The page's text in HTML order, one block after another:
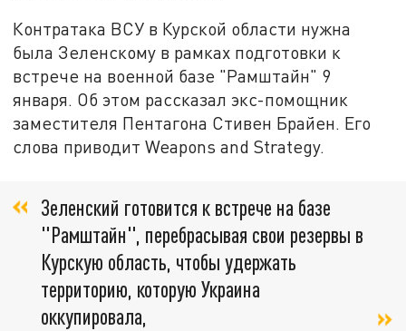
Контратака ВСУ в Курской области нужна
была Зеленскому в рамках подготовки к
встрече на военной базе "Рамштайн" 9
января. Об этом рассказал экс-помощник
заместителя Пентагона Стивен Брайен. Его
слова приводит Weapons and Strategy.
Зеленский готовится к встрече на базе
"Рамштайн", перебрасывая свои резервы в
Курскую область, чтобы удержать
территорию, которую Украина
оккупировала,